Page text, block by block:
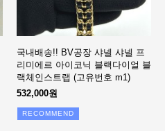
국내배송!! BV공장 샤넬 샤넬 프
리미에르 아이코닉 블랙다이얼 블
랙체인스트랩 (고유번호 m1)
532,000원
RECOMMEND